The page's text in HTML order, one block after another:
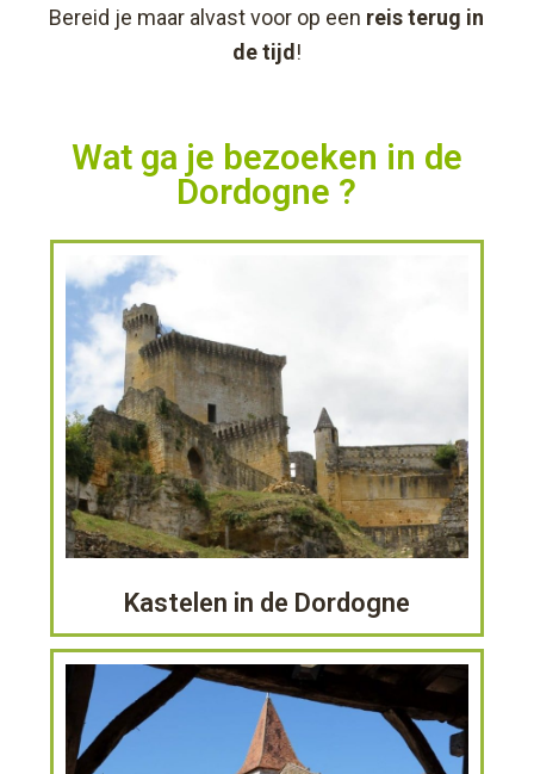
Bereid je maar alvast voor op een reis terug in
de tijd !
Wat ga je bezoeken in de
Dordogne ?
Kastelen in de Dordogne